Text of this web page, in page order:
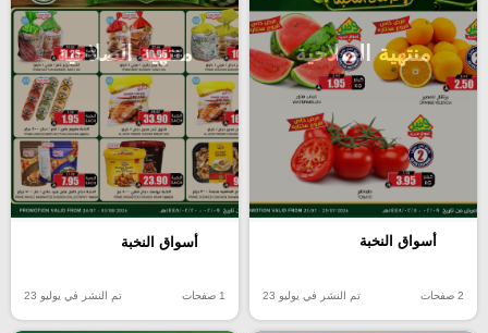
منتهية الصلاحية
أسواق النخبة
2 صفحات تم النشر في يوليو 23
منتهية الصلاحية
أسواق النخبة
1 صفحات تم النشر في يوليو 23